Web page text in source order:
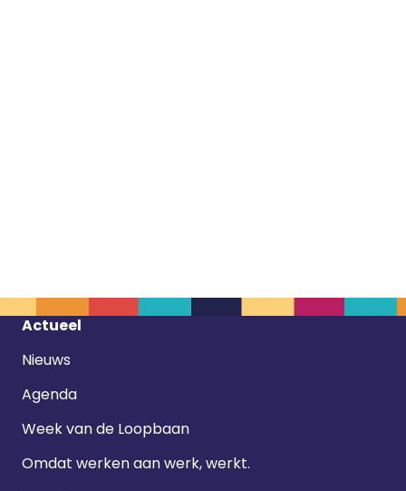
Footer
Actueel
Nieuws
Agenda
Week van de Loopbaan
Omdat werken aan werk, werkt.